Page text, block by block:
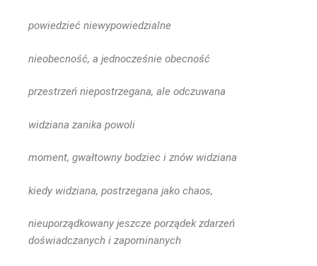
powiedzieć niewypowiedzialne
nieobecność, a jednocześnie obecność
przestrzeń niepostrzegana, ale odczuwana
widziana zanika powoli
moment, gwałtowny bodziec i znów widziana
kiedy widziana, postrzegana jako chaos,
nieuporządkowany jeszcze porządek zdarzeń
doświadczanych i zapominanych